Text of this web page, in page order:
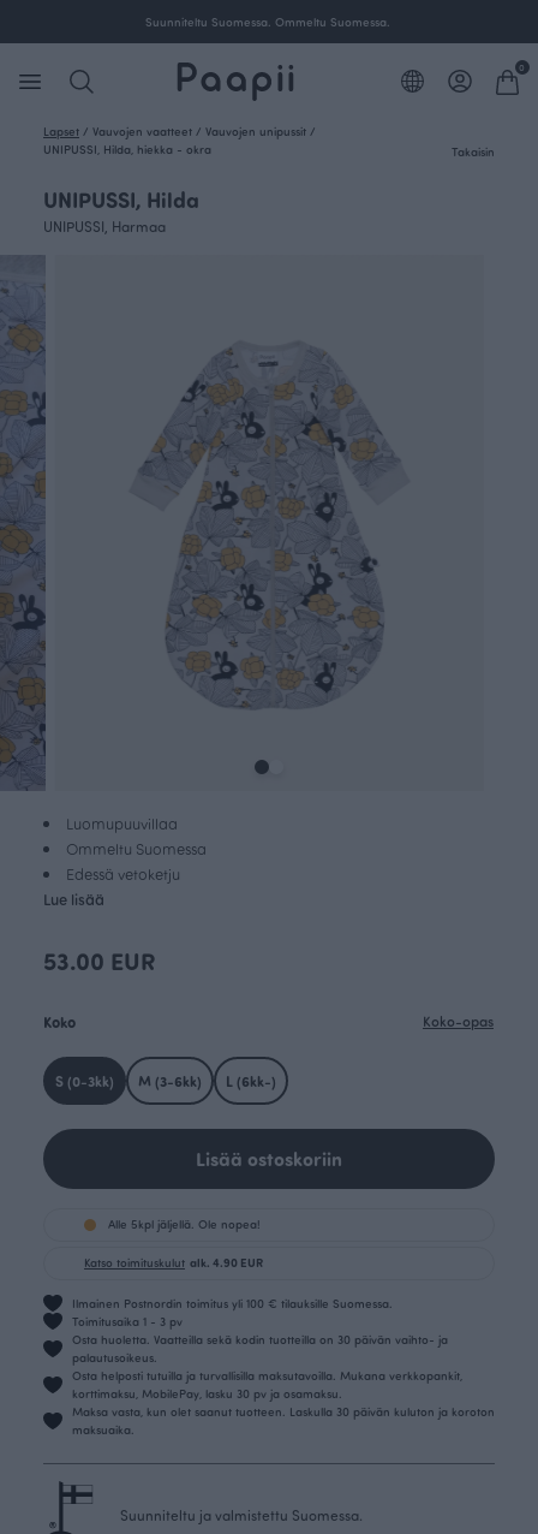
Suunniteltu Suomessa. Ommeltu Suomessa.
0
Lapset / Vauvojen vaatteet / Vauvojen unipussit /
UNIPUSSI, Hilda, hiekka - okra
Takaisin
UNIPUSSI, Hilda
UNIPUSSI, Harmaa
Luomupuuvillaa
Ommeltu Suomessa
Edessä vetoketju
Lue lisää
53.00 EUR
Koko Koko-opas
S (0-3kk) M (3-6kk) L (6kk-)
Lisää ostoskoriin
Alle 5kpl jäljellä. Ole nopea!
Katso toimituskulut alk. 4.90 EUR
Ilmainen Postnordin toimitus yli 100 € tilauksille Suomessa.
Toimitusaika 1 - 3 pv
Osta huoletta. Vaatteilla sekä kodin tuotteilla on 30 päivän vaihto- ja
palautusoikeus.
Osta helposti tutuilla ja turvallisilla maksutavoilla. Mukana verkkopankit,
korttimaksu, MobilePay, lasku 30 pv ja osamaksu.
Maksa vasta, kun olet saanut tuotteen. Laskulla 30 päivän kuluton ja koroton
maksuaika.
Suunniteltu ja valmistettu Suomessa.